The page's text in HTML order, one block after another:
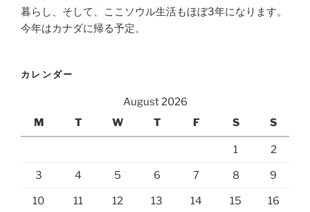
暮らし、そして、ここソウル生活もほぼ3年になります。
今年はカナダに帰る予定。
カレンダー
August 2026
M
T W T F S S
1 2
3 4 5 6 7 8 9
10 11 12 13 14 15 16